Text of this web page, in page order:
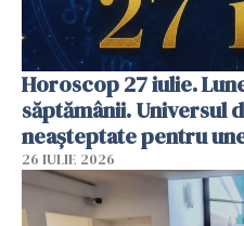
Horoscop 27 iulie.
săptămânii. Universul
neașteptate pentru
26 IULIE 2026